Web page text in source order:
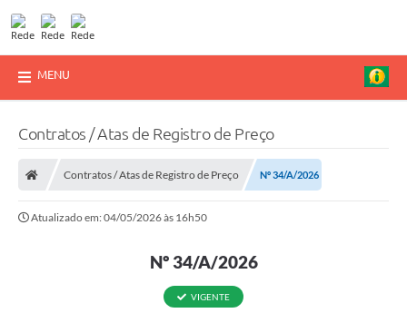
MENU
Contratos / Atas de Registro de Preço
Contratos / Atas de Registro de Preço Nº 34/A/2026
Atualizado em: 04/05/2026 às 16h50
Nº 34/A/2026
VIGENTE